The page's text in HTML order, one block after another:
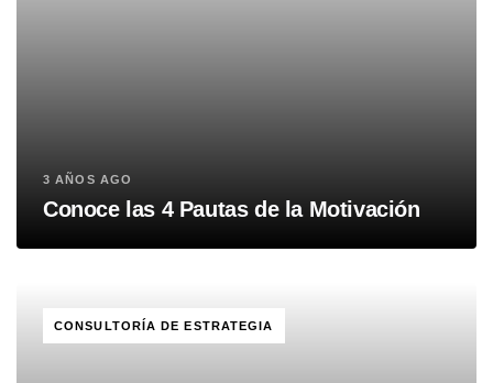
3 AÑOS AGO
Conoce las 4 Pautas de la Motivación
CONSULTORÍA DE ESTRATEGIA